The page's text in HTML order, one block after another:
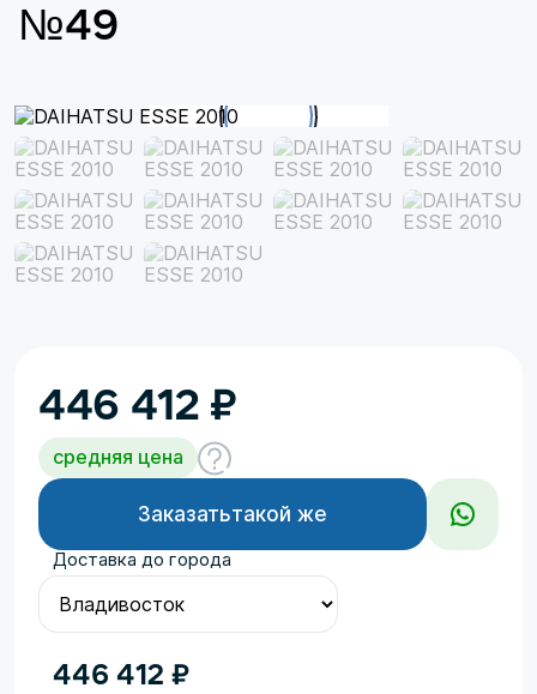
№49
446 412 ₽
средняя цена
Заказатьтакой же
Доставка до города
446 412 ₽